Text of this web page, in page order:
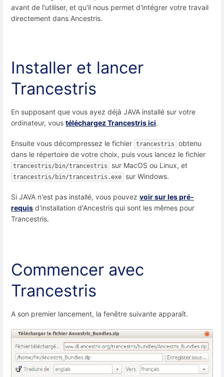
avant de l'utiliser, et qu'il nous permet d'intégrer votre travail
directement dans Ancestris.
Installer et lancer
Trancestris
En supposant que vous ayez déjà JAVA installé sur votre
ordinateur, vous téléchargez Trancestris ici.
Ensuite vous décompressez le fichier trancestris
obtenu
dans le répertoire de votre choix, puis vous lancez le fichier
trancestris/bin/trancestris sur MacOS ou Linux, et
trancestris/bin/trancestris.exe sur Windows.
Si JAVA n'est pas installé, vous pouvez voir sur les pré-
requis d'installation d'Ancestris qui sont les mêmes pour
Trancestris.
Commencer avec
Trancestris
A son premier lancement, la fenêtre suivante apparaît.